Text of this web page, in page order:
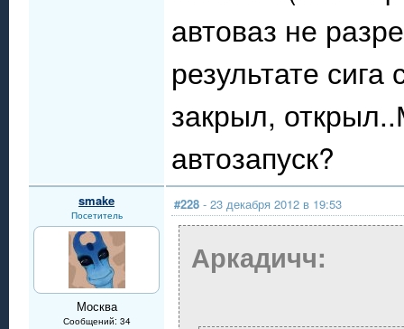
автоваз не
результате
закрыл,
автозапуск?
smake
Посетитель
Москва
Сообщений: 34
#228 - 23 декабря 2012 в 19:53
Аркадичч: